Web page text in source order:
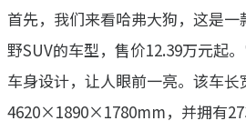
首先，我们来看哈弗大狗，这是
野SUV的车型，售价12.39万元起
车身设计，让人眼前一亮。该车长
4620×1890×1780mm，并拥有